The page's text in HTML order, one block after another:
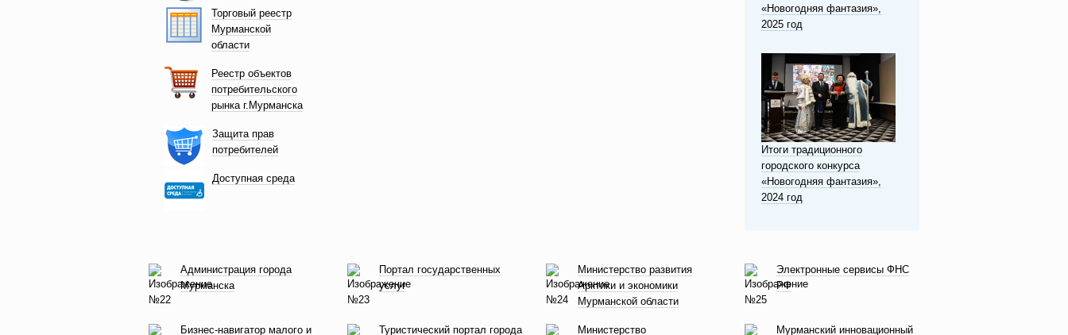
Торговый реестр
Мурманской
области
Реестр объектов
потребительского
рынка г.Мурманска
Защита прав
потребителей
Доступная среда
«Новогодняя фантазия»,
2025 год
Итоги традиционного
городского конкурса
«Новогодняя фантазия»,
2024 год
Администрация города
Мурманска
Портал государственных
услуг
Министерство развития
Арктики и экономики
Мурманской области
Электронные сервисы ФНС
РФ
Бизнес-навигатор малого и Туристический портал города Министерство Мурманский инновационный